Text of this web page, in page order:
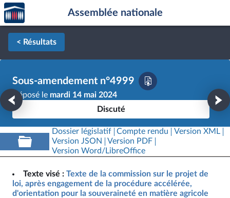
Aller au contenu
Aller en bas de la page
Accèder
à la
page
d'accueil
Assemblée nationale
< Résultats
Sous-amendement n°4999
Déposé le mardi 14 mai 2024
Discuté
Dossier législatif Compte rendu
Version XML
Version JSON
Version PDF
Version Word/LibreOffice
Texte visé : Texte de la commission sur le projet de
loi, après engagement de la procédure accélérée,
d'orientation pour la souveraineté en matière agricole